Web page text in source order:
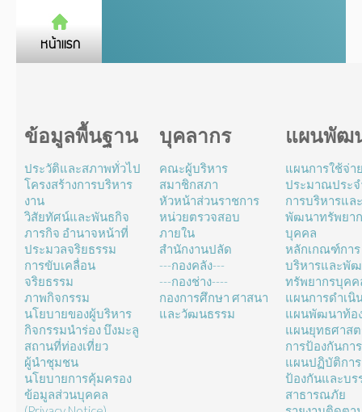
ข้อมูลพื้นฐาน
ประวัติและสภาพทั่วไป
โครงสร้างการบริหาร
งาน
วิสัยทัศน์และพันธกิจ
ภารกิจ อำนาจหน้าที่
ประมวลจริยธรรม
การขับเคลื่อน
จริยธรรม
ภาพกิจกรรม
นโยบายของผู้บริหาร
กิจกรรมนำร่อง บึงมะลู
สถานที่ท่องเที่ยว
ผู้นำชุมชน
นโยบายการคุ้มครอง
ข้อมูลส่วนบุคคล
บุคลากร
คณะผู้บริหาร
สมาชิกสภา
หัวหน้าส่วนราชการ
หน่วยตรวจสอบ
ภายใน
สำนักงานปลัด
---กองคลัง---
---กองช่าง----
กองการศึกษา ศาสนา
และวัฒนธรรม
แผนพัฒ
แผนการใช้จ่า
ประมาณประ
การบริหารแล
พัฒนาทรัพยา
บุคคล
หลักเกณฑ์การ
บริหารและพั
ทรัพยากรบุคค
แผนการดำเนิ
แผนพัฒนาท้อ
แผนยุทธศาส
การป้องกันกา
แผนปฏิบัติการ
ป้องกันและบร
สาธารณภัย